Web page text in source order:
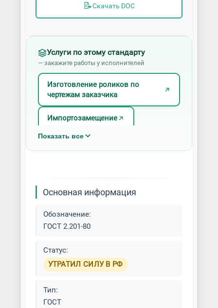
📝Скачать DOC
Услуги по этому стандарту
— закажите работы у исполнителей
Изготовление роликов по
чертежам заказчика
Импортозамещение
чертежам
Показать все
Основная информация
Обозначение:
ГОСТ 2.201-80
Статус:
УТРАТИЛ СИЛУ В РФ
Тип:
ГОСТ